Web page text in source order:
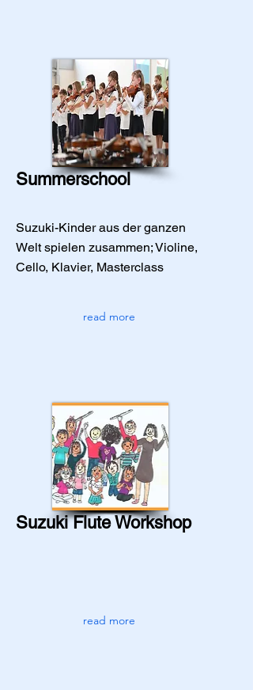
Summerschool
Suzuki-Kinder aus der ganzen
Welt spielen zusammen; Violine,
Cello, Klavier, Masterclass
read more
Suzuki Flute Workshop
read more